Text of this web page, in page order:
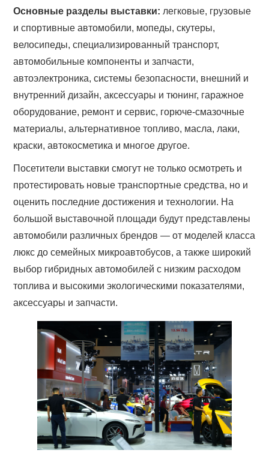
Основные разделы выставки: легковые, грузовые
и спортивные автомобили, мопеды, скутеры,
велосипеды, специализированный транспорт,
автомобильные компоненты и запчасти,
автоэлектроника, системы безопасности, внешний и
внутренний дизайн, аксессуары и тюнинг, гаражное
оборудование, ремонт и сервис, горюче-смазочные
материалы, альтернативное топливо, масла, лаки,
краски, автокосметика и многое другое.
Посетители выставки смогут не только осмотреть и
протестировать новые транспортные средства, но и
оценить последние достижения и технологии. На
большой выставочной площади будут представлены
автомобили различных брендов — от моделей класса
люкс до семейных микроавтобусов, а также широкий
выбор гибридных автомобилей с низким расходом
топлива и высокими экологическими показателями,
аксессуары и запчасти.